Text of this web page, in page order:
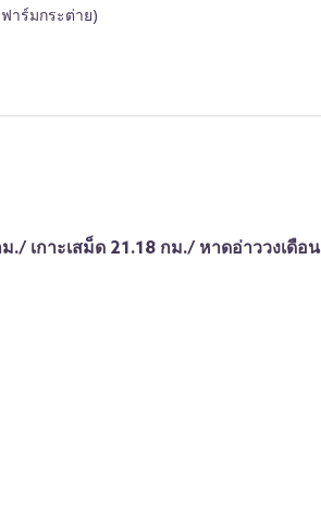
าร์มกระต่าย)
เกาะเสม็ด 21.18 กม./ หาดอ่าววงเดือน